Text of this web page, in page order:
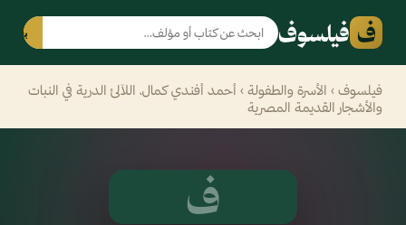
ف فيلسوف بحث
فيلسوف › الأسرة والطفولة › أحمد أفندي كمال، اللآلئ الدرية في النبات
والأشجار القديمة المصرية
ف